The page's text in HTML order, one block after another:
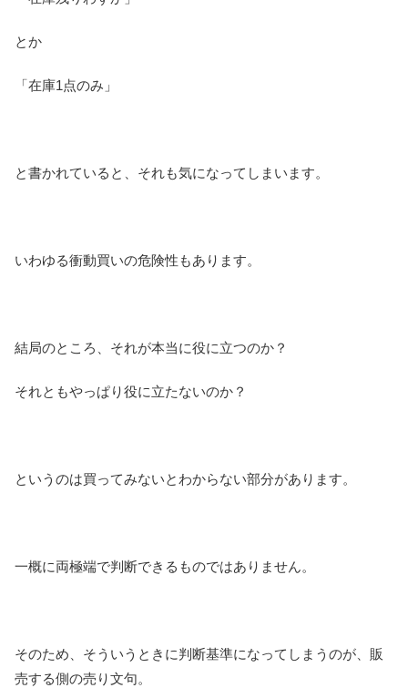
とか
「在庫1点のみ」
と書かれていると、それも気になってしまいます。
いわゆる衝動買いの危険性もあります。
結局のところ、それが本当に役に立つのか？
それともやっぱり役に立たないのか？
というのは買ってみないとわからない部分があります。
一概に両極端で判断できるものではありません。
そのため、そういうときに判断基準になってしまうのが、販
売する側の売り文句。